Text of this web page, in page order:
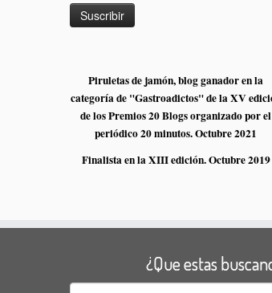
Piruletas de jamón, blog ganador en la
categoría de "Gastroadictos" de la XV
de los Premios 20 Blogs organizado por el
periódico 20 minutos. Octubre 2021
Finalista en la XIII edición. Octubre 2019
¿Que estas